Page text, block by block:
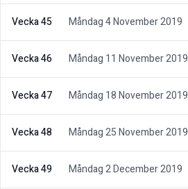
Vecka 45 Måndag 4 November 2019
Vecka 46 Måndag 11 November 2019
Vecka 47 Måndag 18 November 2019
Vecka 48 Måndag 25 November 2019
Vecka 49 Måndag 2 December 2019